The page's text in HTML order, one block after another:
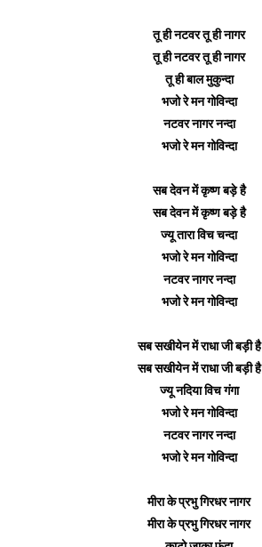
तू ही नटवर तू ही नागर
तू ही नटवर तू ही नागर
तू ही बाल मुकुन्दा
भजो रे मन गोविन्दा
नटवर नागर नन्दा
भजो रे मन गोविन्दा
सब देवन में कृष्ण बड़े है
सब देवन में कृष्ण बड़े है
ज्यू तारा विच चन्दा
भजो रे मन गोविन्दा
नटवर नागर नन्दा
भजो रे मन गोविन्दा
सब सखीयेन में राधा जी बड़ी है
सब सखीयेन में राधा जी बड़ी है
ज्यू नदिया विच गंगा
भजो रे मन गोविन्दा
नटवर नागर नन्दा
भजो रे मन गोविन्दा
मीरा के प्रभु गिरधर नागर
मीरा के प्रभु गिरधर नागर